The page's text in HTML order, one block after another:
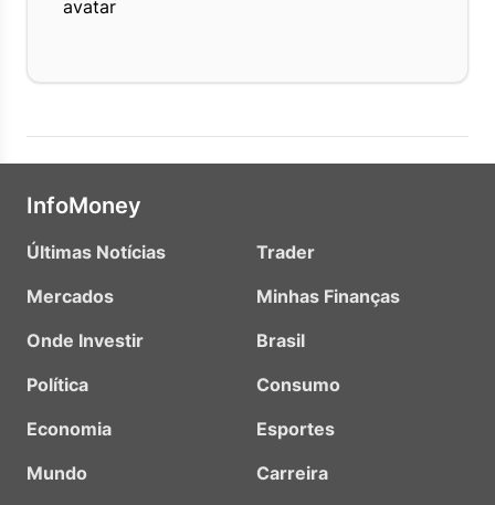
InfoMoney
Últimas Notícias
Mercados
Onde Investir
Política
Economia
Mundo
Trader
Minhas Finanças
Brasil
Consumo
Esportes
Carreira